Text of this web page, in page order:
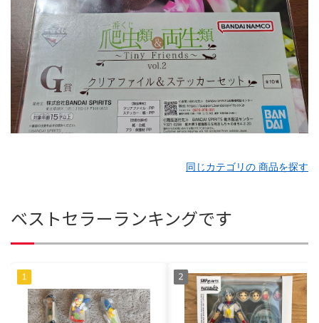
同じカテゴリの 商品を探す
ベストセラーランキングです